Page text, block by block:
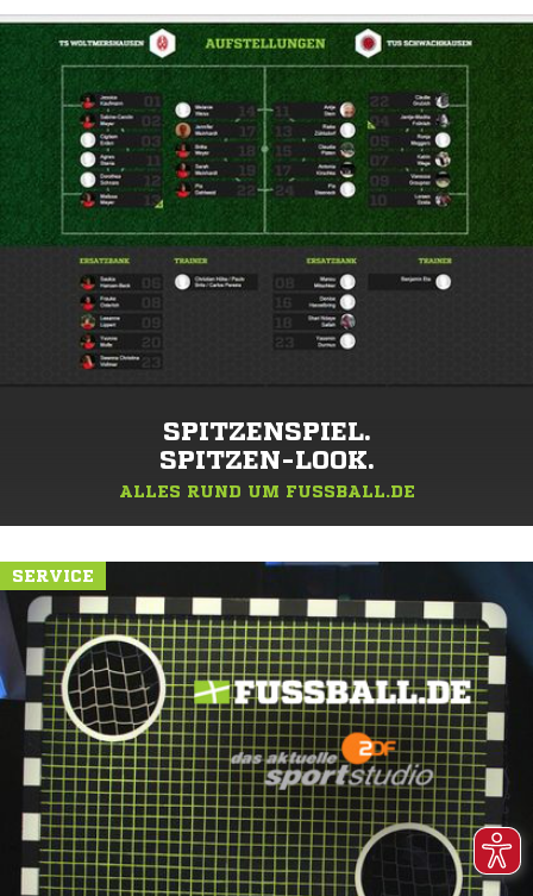
SPITZENSPIEL.
SPITZEN-LOOK.
ALLES RUND UM FUSSBALL.DE
SERVICE